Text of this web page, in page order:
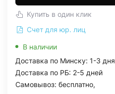
Купить в один клик
Счет для юр. лиц
В наличии
Доставка по Минску: 1-3 дня
Доставка по РБ: 2-5 дней
Самовывоз: бесплатно,